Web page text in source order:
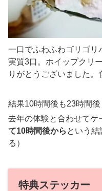
一口でふわふわゴリゴリ
実質3口。ホイップクリ
りがとうございました。
結果10時間後も23時間後
去年の体験と合わせてケ
て10時間後から という
る）
特典ステッカー